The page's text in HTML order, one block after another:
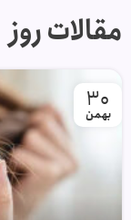
مقالات روز
30
بهمن